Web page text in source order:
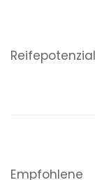
Reifepotenzial
Empfohlene